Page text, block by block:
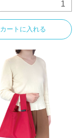
カートに入れる